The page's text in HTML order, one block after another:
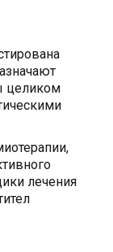
целиком
лечения